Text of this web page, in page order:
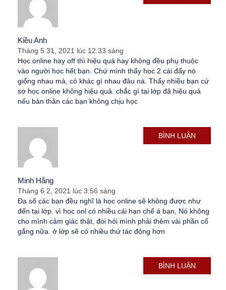
Kiều Anh
Tháng 5 31, 2021 lúc 12:33 sáng
Học online hay off thì hiệu quả hay không đều phụ thuộc
vào người học hết bạn. Chứ mình thấy học 2 cái đấy nó
giống nhau mà, có khác gì nhau đâu nà. Thấy nhiều bạn cứ
sợ học online không hiệu quả. chắc gì tại lớp đã hiệu quả
nếu bản thân các bạn không chịu học
Minh Hằng
Tháng 6 2, 2021 lúc 3:56 sáng
Đa số các bạn đều nghĩ là học online sẽ không được như
đến tại lớp. vì học onl có nhiều cái hạn chế á bạn, Nó không
cho mình cảm giác thật, đòi hỏi mình phải thêm vài phần cố
gắng nữa. ở lớp sẽ có nhiều thứ tác động hơn
BÌNH LUẬN
BÌNH LUẬN